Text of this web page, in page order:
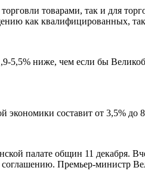
товарами, так и для
как квалифицированных,
5,5% ниже, чем если бы
экономики составит от 3,5% до
палате общин 11 декабря.
Премьер-министр